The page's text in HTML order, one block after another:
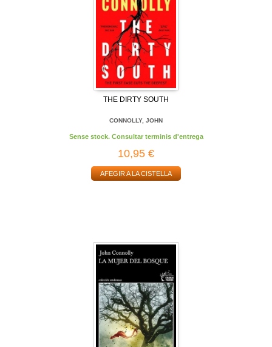
THE DIRTY SOUTH
CONNOLLY, JOHN
Sense stock. Consultar terminis d'entrega
10,95 €
AFEGIR A LA CISTELLA